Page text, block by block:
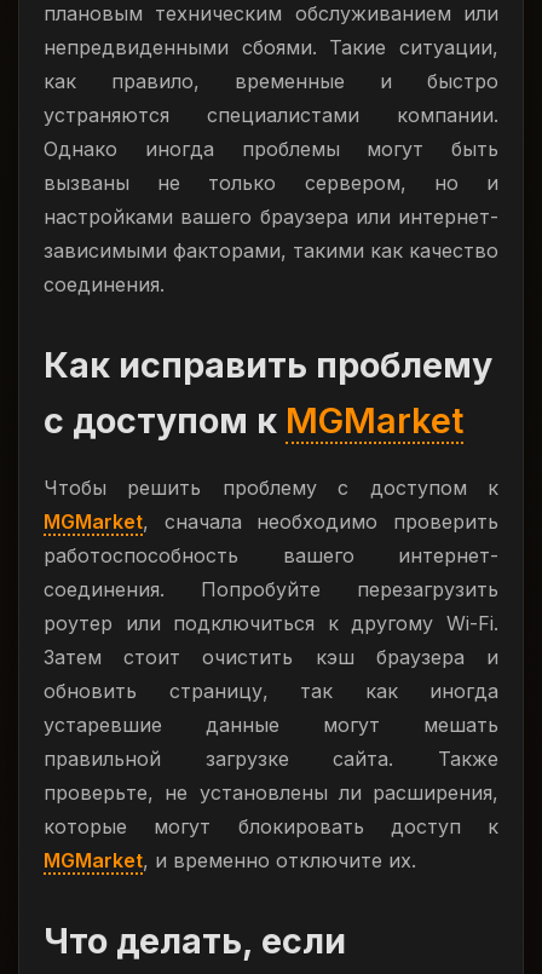
плановым техническим обслуживанием или
непредвиденными сбоями. Такие ситуации,
как правило, временные и быстро
устраняются специалистами компании.
Однако иногда проблемы могут быть
вызваны не только сервером, но и
настройками вашего браузера или интернет-
зависимыми факторами, такими как качество
соединения.
Как исправить проблему
с доступом к MGMarket
Чтобы решить проблему с доступом к
MGMarket, сначала необходимо проверить
работоспособность вашего интернет-
соединения. Попробуйте перезагрузить
роутер или подключиться к другому Wi-Fi.
Затем стоит очистить кэш браузера и
обновить страницу, так как иногда
устаревшие данные могут мешать
правильной загрузке сайта. Также
проверьте, не установлены ли расширения,
которые могут блокировать доступ к
MGMarket, и временно отключите их.
Что делать, если